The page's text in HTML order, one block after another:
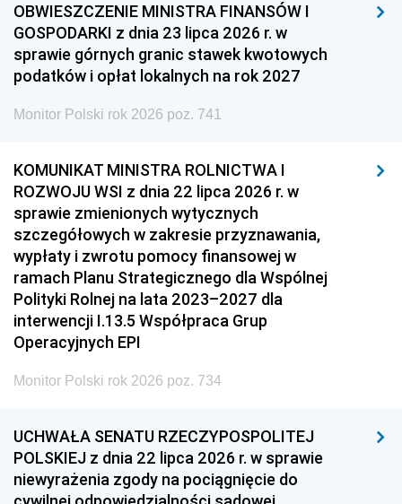
OBWIESZCZENIE MINISTRA FINANSÓW I
GOSPODARKI z dnia 23 lipca 2026 r. w
sprawie górnych granic stawek kwotowych
podatków i opłat lokalnych na rok 2027
Monitor Polski rok 2026 poz. 741
KOMUNIKAT MINISTRA ROLNICTWA I
ROZWOJU WSI z dnia 22 lipca 2026 r. w
sprawie zmienionych wytycznych
szczegółowych w zakresie przyznawania,
wypłaty i zwrotu pomocy finansowej w
ramach Planu Strategicznego dla Wspólnej
Polityki Rolnej na lata 2023–2027 dla
interwencji I.13.5 Współpraca Grup
Operacyjnych EPI
Monitor Polski rok 2026 poz. 734
UCHWAŁA SENATU RZECZYPOSPOLITEJ
POLSKIEJ z dnia 22 lipca 2026 r. w sprawie
niewyrażenia zgody na pociągnięcie do